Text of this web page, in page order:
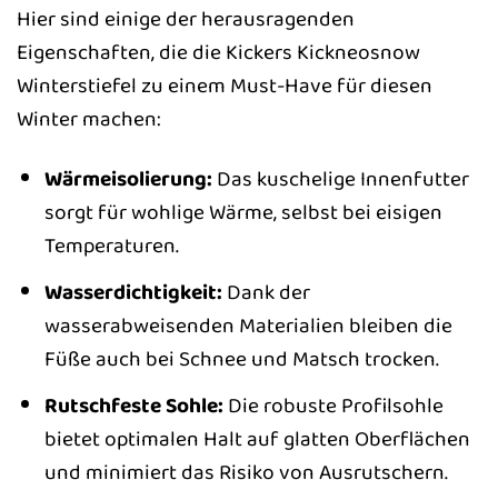
Hier sind einige der herausragenden
Eigenschaften, die die Kickers Kickneosnow
Winterstiefel zu einem Must-Have für diesen
Winter machen:
Wärmeisolierung: Das kuschelige Innenfutter
sorgt für wohlige Wärme, selbst bei eisigen
Temperaturen.
Wasserdichtigkeit: Dank der
wasserabweisenden Materialien bleiben die
Füße auch bei Schnee und Matsch trocken.
Rutschfeste Sohle: Die robuste Profilsohle
bietet optimalen Halt auf glatten Oberflächen
und minimiert das Risiko von Ausrutschern.